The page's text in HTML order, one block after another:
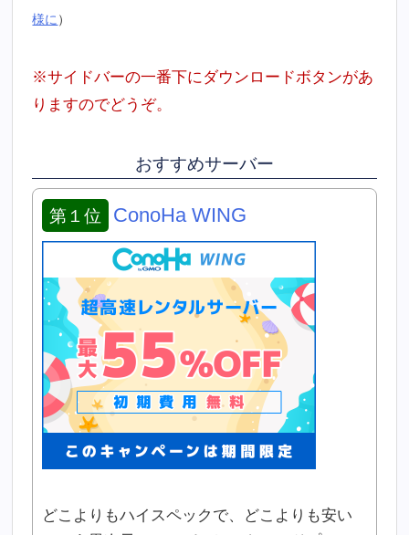
様に ）
※サイドバーの一番下にダウンロードボタンがあ
りますのでどうぞ。
おすすめサーバー
第１位 ConoHa WING
どこよりもハイスペックで、どこよりも安い